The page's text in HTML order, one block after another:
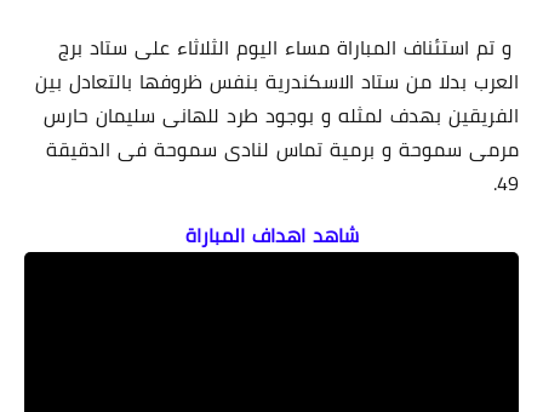
و تم استئناف المباراة مساء اليوم الثلاثاء على ستاد برج
العرب بدلا من ستاد الاسكندرية بنفس ظروفها بالتعادل بين
الفريقين بهدف لمثله و بوجود طرد للهانى سليمان حارس
مرمى سموحة و برمية تماس لنادى سموحة فى الدقيقة
49.
شاهد اهداف المباراة